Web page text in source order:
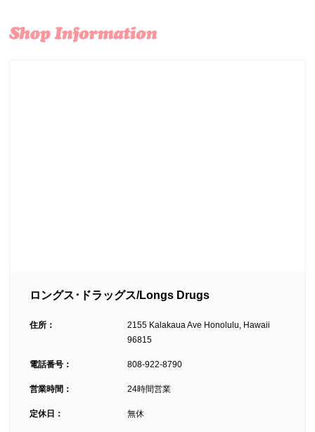
ロングス･ドラッグス/Longs Drugs
住所：
2155 Kalakaua Ave Honolulu, Hawaii
96815
電話番号： 808-922-8790
営業時間： 24時間営業
定休日： 無休